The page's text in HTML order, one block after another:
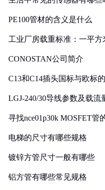
PE100管材的含义是什么
工业厂房载重标准：一平
CONOSTAN公司简介
C13和C14插头国标与欧标
LGJ-240/30导线参数及载流
寻找nce01p30k MOSFET管
电梯的尺寸有哪些规格
镀锌方管尺寸一般有哪些
铝方管有哪些常见规格